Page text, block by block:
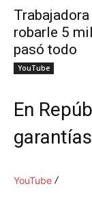
robarle 5
pasó todo
YouTube
En
YouTube